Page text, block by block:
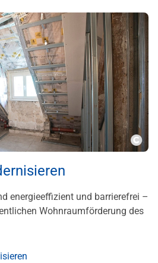
energieeffizient und barrierefrei –
Wohnraumförderung des